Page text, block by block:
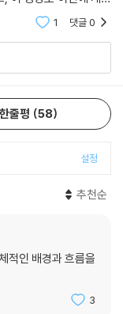
경공부를 시작하신다
1 댓글0
한줄평 58
설정
추천순
적인 배경과 흐름을
3